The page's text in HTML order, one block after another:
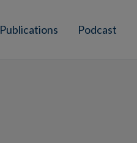
Publications Podcast